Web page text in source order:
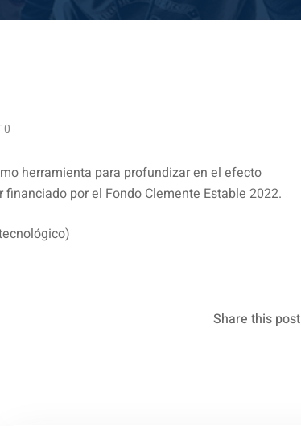
0
herramienta para profundizar en el efecto
por el Fondo Clemente Estable 2022.
Share this post